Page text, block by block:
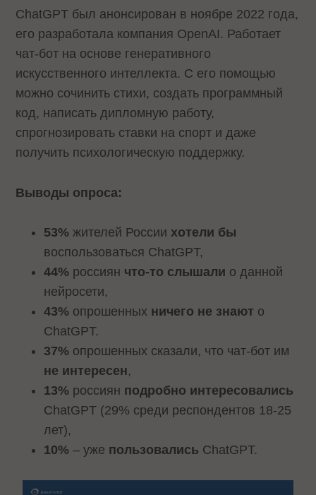
ChatGPT был анонсирован в ноябре 2022 года,
его разработала компания OpenAI. Работает
чат-бот на основе генеративного
искусственного интеллекта. С его помощью
можно сочинить стихи, создать программный
код, написать дипломную работу,
спрогнозировать ставки на спорт и даже
получить психологическую поддержку.
Выводы опроса:
53% жителей Россиихотели бы
воспользоваться ChatGPT,
44% россиян что-то слышали о данной
нейросети,
43% опрошенных ничего не знают о
ChatGPT.
37% опрошенных сказали, что чат-бот им
не интересен,
13% россиян подробно интересовались
ChatGPT (29% среди респондентов 18-25
лет),
10% – уже пользовались ChatGPT.